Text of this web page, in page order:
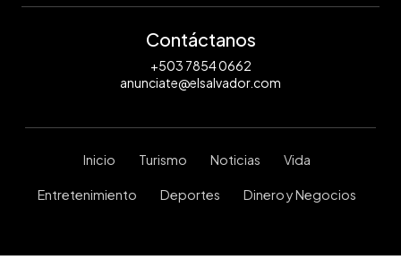
Contáctanos
+503 7854 0662
anunciate@elsalvador.com
Inicio Turismo Noticias Vida
Entretenimiento Deportes Dinero y Negocios